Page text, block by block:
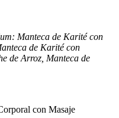
Manteca de Karité con
de Karité con
de Arroz, Manteca de
con Masaje